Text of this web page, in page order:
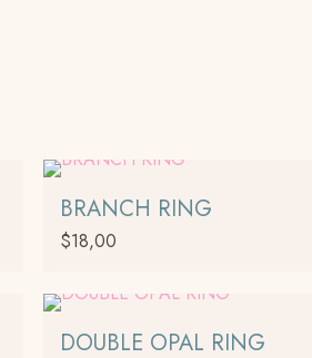
BRANCH RING
$18,00
DOUBLE OPAL RING